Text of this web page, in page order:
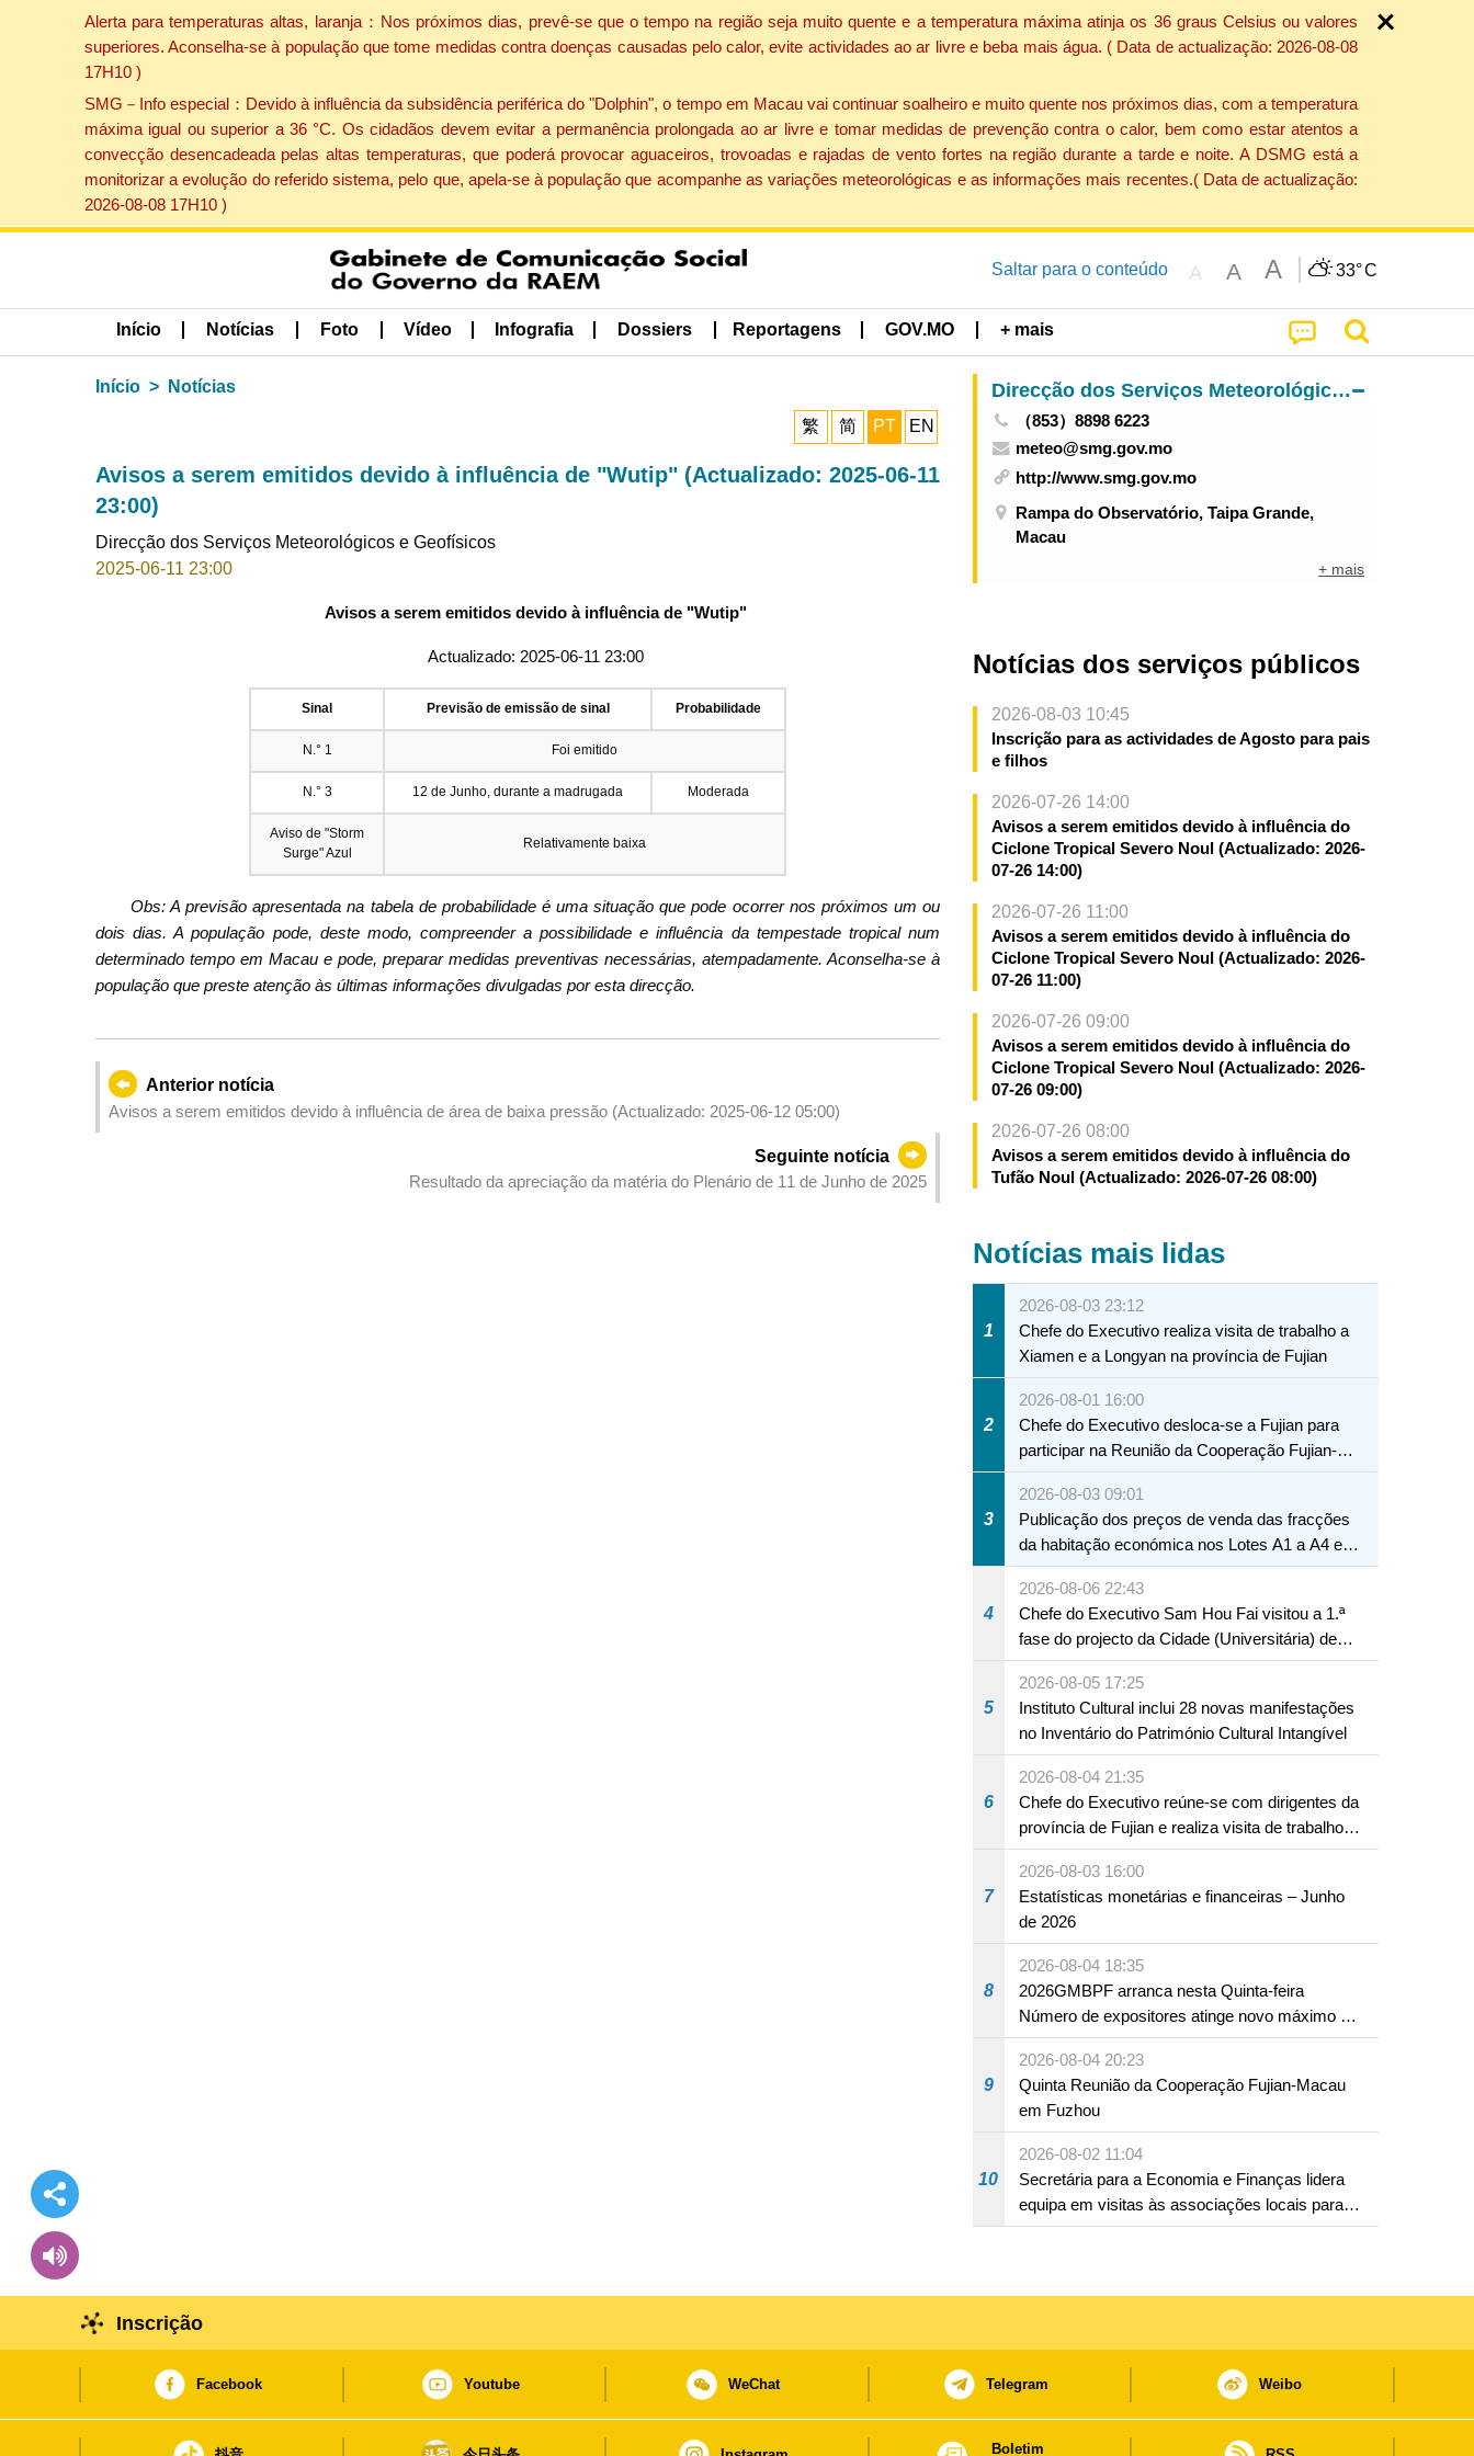
Alerta para temperaturas altas, laranja：Nos próximos dias, prevê-se que o tempo na região seja muito quente e a temperatura máxima atinja os 36 graus Celsius ou valores
superiores. Aconselha-se à população que tome medidas contra doenças causadas pelo calor, evite actividades ao ar livre e beba mais água. ( Data de actualização: 2026-08-08
17H10 )
SMG－Info especial：Devido à influência da subsidência periférica do "Dolphin", o tempo em Macau vai continuar soalheiro e muito quente nos próximos dias, com a temperatura
máxima igual ou superior a 36 °C. Os cidadãos devem evitar a permanência prolongada ao ar livre e tomar medidas de prevenção contra o calor, bem como estar atentos a
convecção desencadeada pelas altas temperaturas, que poderá provocar aguaceiros, trovoadas e rajadas de vento fortes na região durante a tarde e noite. A DSMG está a
monitorizar a evolução do referido sistema, pelo que, apela-se à população que acompanhe as variações meteorológicas e as informações mais recentes.( Data de actualização:
2026-08-08 17H10 )
Saltar para o conteúdo A A A 33°C
Início Notícias Foto Vídeo Infografia Dossiers Reportagens GOV.MO + mais
Início Notícias
繁 简 PT EN
Avisos a serem emitidos devido à influência de "Wutip" (Actualizado: 2025-06-11
23:00)
Direcção dos Serviços Meteorológicos e Geofísicos
2025-06-11 23:00
Avisos a serem emitidos devido à influência de "Wutip"
Actualizado: 2025-06-11 23:00
Sinal Previsão de emissão de sinal Probabilidade
N.° 1 Foi emitido
N.° 3 12 de Junho, durante a madrugada Moderada
Aviso de "Storm
Surge" Azul
Relativamente baixa
Obs: A previsão apresentada na tabela de probabilidade é uma situação que pode ocorrer nos próximos um ou
dois dias. A população pode, deste modo, compreender a possibilidade e influência da tempestade tropical num
determinado tempo em Macau e pode, preparar medidas preventivas necessárias, atempadamente. Aconselha-se à
população que preste atenção às últimas informações divulgadas por esta direcção.
Anterior notícia
Avisos a serem emitidos devido à influência de área de baixa pressão (Actualizado: 2025-06-12 05:00)
Seguinte notícia
Resultado da apreciação da matéria do Plenário de 11 de Junho de 2025
Direcção dos Serviços Meteorológicos e Geofísicos
（853）8898 6223
meteo@smg.gov.mo
http://www.smg.gov.mo
Rampa do Observatório, Taipa Grande,
Macau
+ mais
Notícias dos serviços públicos
2026-08-03 10:45
Inscrição para as actividades de Agosto para pais
e filhos
2026-07-26 14:00
Avisos a serem emitidos devido à influência do
Ciclone Tropical Severo Noul (Actualizado: 2026-
07-26 14:00)
2026-07-26 11:00
Avisos a serem emitidos devido à influência do
Ciclone Tropical Severo Noul (Actualizado: 2026-
07-26 11:00)
2026-07-26 09:00
Avisos a serem emitidos devido à influência do
Ciclone Tropical Severo Noul (Actualizado: 2026-
07-26 09:00)
2026-07-26 08:00
Avisos a serem emitidos devido à influência do
Tufão Noul (Actualizado: 2026-07-26 08:00)
Notícias mais lidas
1
2026-08-03 23:12
Chefe do Executivo realiza visita de trabalho a
Xiamen e a Longyan na província de Fujian
2
2026-08-01 16:00
Chefe do Executivo desloca-se a Fujian para
participar na Reunião da Cooperação Fujian-
Macau
3
2026-08-03 09:01
Publicação dos preços de venda das fracções
da habitação económica nos Lotes A1 a A4 e
A12 da Zona A dos Novos Aterros
4
2026-08-06 22:43
Chefe do Executivo Sam Hou Fai visitou a 1.ª
fase do projecto da Cidade (Universitária) de
Educação Internacional de Macau e Hengqin
5
2026-08-05 17:25
Instituto Cultural inclui 28 novas manifestações
no Inventário do Património Cultural Intangível
6
2026-08-04 21:35
Chefe do Executivo reúne-se com dirigentes da
província de Fujian e realiza visita de trabalho
em Fuzhou
7
2026-08-03 16:00
Estatísticas monetárias e financeiras – Junho
de 2026
8
2026-08-04 18:35
2026GMBPF arranca nesta Quinta-feira
Número de expositores atinge novo máximo em
18 anos
9
2026-08-04 20:23
Quinta Reunião da Cooperação Fujian-Macau
em Fuzhou
10
2026-08-02 11:04
Secretária para a Economia e Finanças lidera
equipa em visitas às associações locais para
consolidar consensos e promover os trabalhos
Inscrição
Facebook Youtube WeChat Telegram Weibo
Boletim